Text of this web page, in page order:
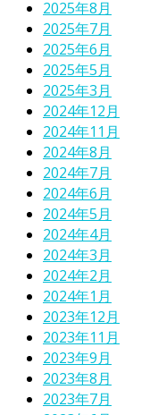
2025年8月
2025年7月
2025年6月
2025年5月
2025年3月
2024年12月
2024年11月
2024年8月
2024年7月
2024年6月
2024年5月
2024年4月
2024年3月
2024年2月
2024年1月
2023年12月
2023年11月
2023年9月
2023年8月
2023年7月